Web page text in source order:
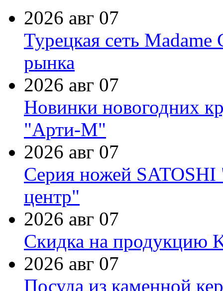
2026 авг 07
Турецкая сеть Madame
рынка
2026 авг 07
Новинки новогодних
"Арти-М"
2026 авг 07
Серия ножей
центр"
2026 авг 07
Скидка на продукцию
2026 авг 07
Посуда из каменной